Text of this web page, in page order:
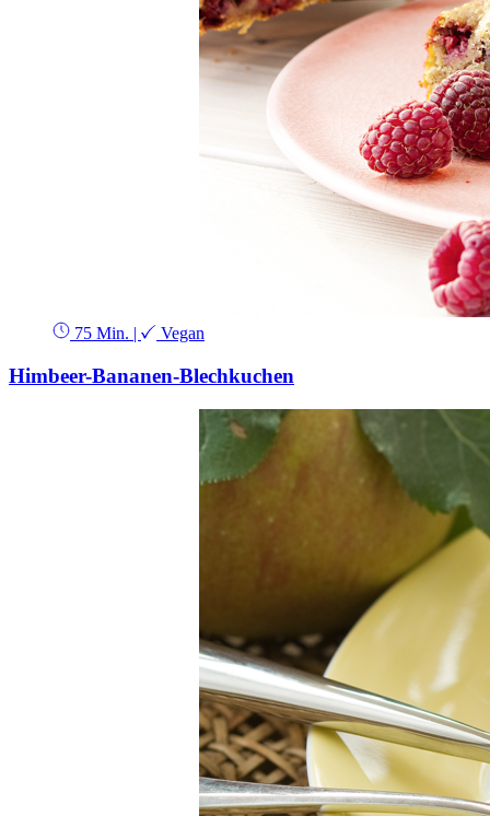
75 Min. | Vegan
Himbeer-Bananen-Blechkuchen